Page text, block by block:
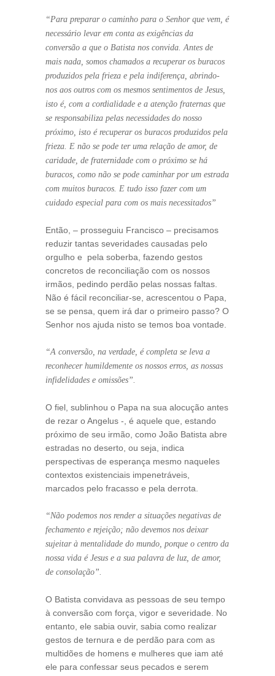
“Para preparar o caminho para o Senhor que vem, é
necessário levar em conta as exigências da
conversão a que o Batista nos convida. Antes de
mais nada, somos chamados a recuperar os buracos
produzidos pela frieza e pela indiferença, abrindo-
nos aos outros com os mesmos sentimentos de Jesus,
isto é, com a cordialidade e a atenção fraternas que
se responsabiliza pelas necessidades do nosso
próximo, isto é recuperar os buracos produzidos pela
frieza. E não se pode ter uma relação de amor, de
caridade, de fraternidade com o próximo se há
buracos, como não se pode caminhar por um estrada
com muitos buracos. E tudo isso fazer com um
cuidado especial para com os mais necessitados”
Então, – prosseguiu Francisco – precisamos
reduzir tantas severidades causadas pelo
orgulho e pela soberba, fazendo gestos
concretos de reconciliação com os nossos
irmãos, pedindo perdão pelas nossas faltas.
Não é fácil reconciliar-se, acrescentou o Papa,
se se pensa, quem irá dar o primeiro passo? O
Senhor nos ajuda nisto se temos boa vontade.
“A conversão, na verdade, é completa se leva a
reconhecer humildemente os nossos erros, as nossas
infidelidades e omissões”.
O fiel, sublinhou o Papa na sua alocução antes
de rezar o Angelus -, é aquele que, estando
próximo de seu irmão, como João Batista abre
estradas no deserto, ou seja, indica
perspectivas de esperança mesmo naqueles
contextos existenciais impenetráveis,
marcados pelo fracasso e pela derrota.
“Não podemos nos render a situações negativas de
fechamento e rejeição; não devemos nos deixar
sujeitar à mentalidade do mundo, porque o centro da
nossa vida é Jesus e a sua palavra de luz, de amor,
de consolação”.
O Batista convidava as pessoas de seu tempo
à conversão com força, vigor e severidade. No
entanto, ele sabia ouvir, sabia como realizar
gestos de ternura e de perdão para com as
multidões de homens e mulheres que iam até
ele para confessar seus pecados e serem